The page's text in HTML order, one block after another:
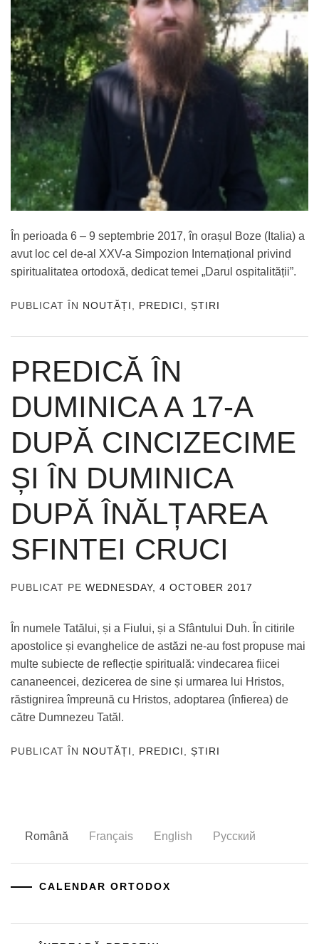
În perioada 6 – 9 septembrie 2017, în orașul Boze (Italia) a
avut loc cel de-al XXV-a Simpozion Internațional privind
spiritualitatea ortodoxă, dedicat temei „Darul ospitalității”.
PUBLICAT ÎN NOUTĂȚI PREDICI ȘTIRI
PREDICĂ ÎN
DUMINICA A 17-A
DUPĂ CINCIZECIME
ȘI ÎN DUMINICA
DUPĂ ÎNĂLȚAREA
SFINTEI CRUCI
PUBLICAT PE WEDNESDAY, 4 OCTOBER 2017
În numele Tatălui, și a Fiului, și a Sfântului Duh. În citirile
apostolice și evanghelice de astăzi ne-au fost propuse mai
multe subiecte de reflecție spirituală: vindecarea fiicei
cananeencei, dezicerea de sine și urmarea lui Hristos,
răstignirea împreună cu Hristos, adoptarea (înfierea) de
către Dumnezeu Tatăl.
PUBLICAT ÎN NOUTĂȚI PREDICI ȘTIRI
Română Français English Русский
CALENDAR ORTODOX